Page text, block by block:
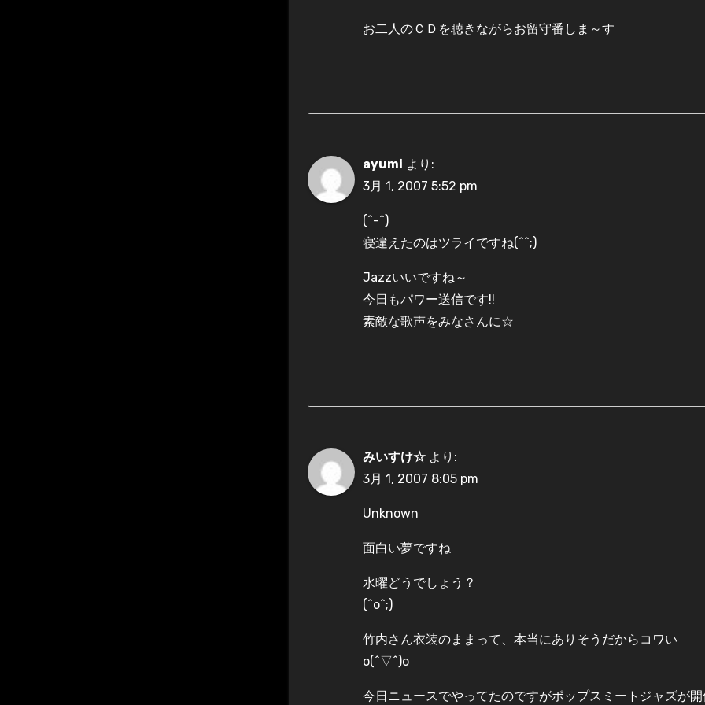
お二人のＣＤを聴きながらお留守番しま～す
ayumi より:
3月 1, 2007 5:52 pm
(^-^)
寝違えたのはツライですね(^^;)
Jazzいいですね～
今日もパワー送信です!!
素敵な歌声をみなさんに☆
みいすけ☆ より:
3月 1, 2007 8:05 pm
Unknown
面白い夢ですね
水曜どうでしょう？
(^o^;)
竹内さん衣装のままって、本当にありそうだからコワい
o(^▽^)o
今日ニュースでやってたのですがポップスミートジャズが